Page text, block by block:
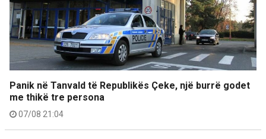
Panik në Tanvald të Republikës Çeke, një burrë godet
me thikë tre persona
07/08 21:04